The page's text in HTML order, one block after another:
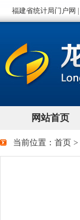
当前位置： 首页 >